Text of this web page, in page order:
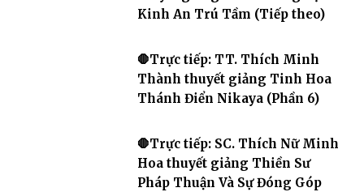
Kinh An Trú Tầm (Tiếp theo)
🛑Trực tiếp: TT. Thích Minh
Thành thuyết giảng Tinh Hoa
Thánh Điển Nikaya (Phần 6)
🛑Trực tiếp: SC. Thích Nữ Minh
Hoa thuyết giảng Thiền Sư
Pháp Thuận Và Sự Đóng Góp